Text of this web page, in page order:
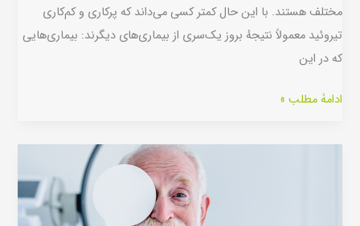
مختلف هستند. با این حال کمتر کسی می‌داند که پرکاری و کم‌کاری
تیروئید معمولاً نتیجهٔ بروز یک‌سری از بیماری‌های دیگرند: بیماری‌هایی
که در این
ادامۀ مطلب »